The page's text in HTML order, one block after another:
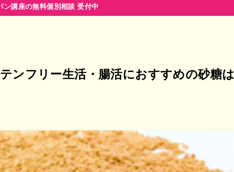
ン講座の無料個別相談 受付中
ンフリー生活・腸活におすすめの砂糖は